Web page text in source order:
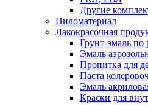
Другие
Пиломатериал
Лакокрасочная
Грунт-эмаль по
Эмаль
Пропитка для
Паста
Эмаль
Краски для